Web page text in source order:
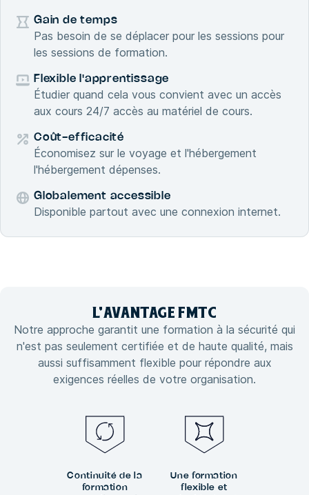
Gain de temps
Pas besoin de se déplacer pour les sessions pour
les sessions de formation.
Flexible l'apprentissage
Étudier quand cela vous convient avec un accès
aux cours 24/7 accès au matériel de cours.
Coût-efficacité
Économisez sur le voyage et l'hébergement
l'hébergement dépenses.
Globalement accessible
Disponible partout avec une connexion internet.
L'AVANTAGE FMTC
Notre approche garantit une formation à la sécurité qui
n'est pas seulement certifiée et de haute qualité, mais
aussi suffisamment flexible pour répondre aux
exigences réelles de votre organisation.
Continuité de la
formation
Une formation
flexible et